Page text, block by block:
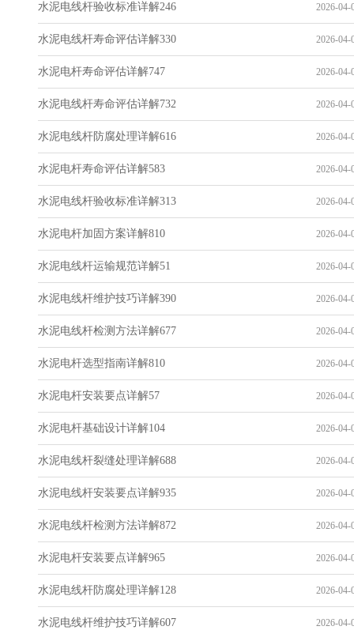
水泥电线杆验收标准详解246 2026-04-
水泥电线杆寿命评估详解330 2026-04-
水泥电杆寿命评估详解747 2026-04-
水泥电线杆寿命评估详解732 2026-04-
水泥电线杆防腐处理详解616 2026-04-
水泥电杆寿命评估详解583 2026-04-
水泥电线杆验收标准详解313 2026-04-
水泥电杆加固方案详解810 2026-04-
水泥电线杆运输规范详解51 2026-04-
水泥电线杆维护技巧详解390 2026-04-
水泥电线杆检测方法详解677 2026-04-
水泥电杆选型指南详解810 2026-04-
水泥电杆安装要点详解57 2026-04-
水泥电杆基础设计详解104 2026-04-
水泥电线杆裂缝处理详解688 2026-04-
水泥电线杆安装要点详解935 2026-04-
水泥电线杆检测方法详解872 2026-04-
水泥电杆安装要点详解965 2026-04-
水泥电线杆防腐处理详解128 2026-04-
水泥电线杆维护技巧详解607 2026-04-